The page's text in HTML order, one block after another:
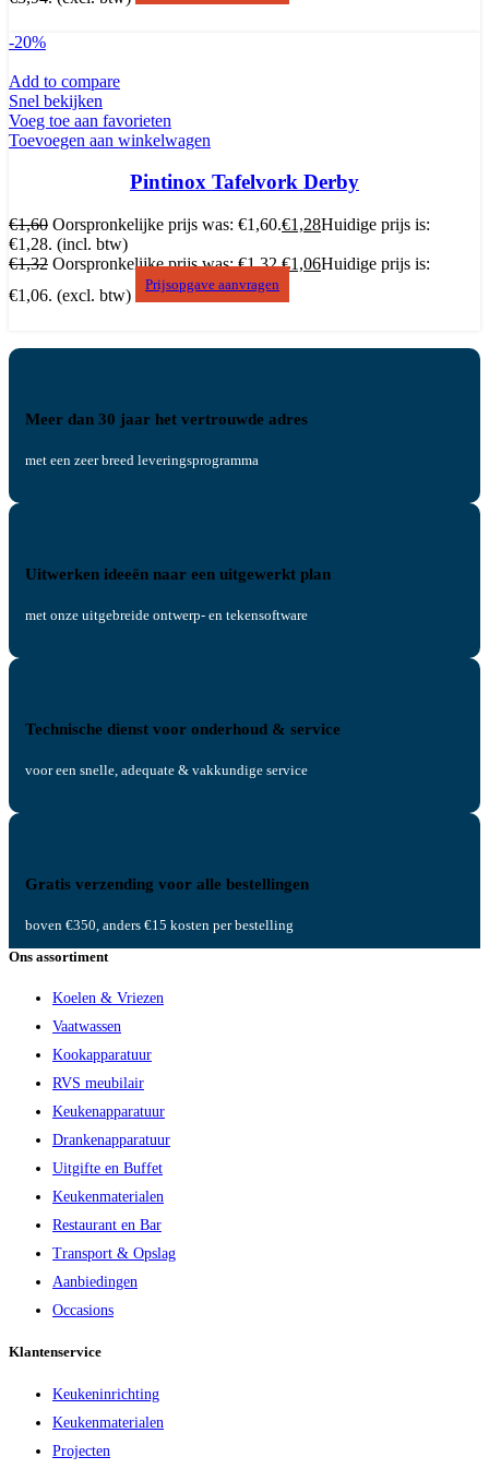
-20%
Add to compare
Snel bekijken
Voeg toe aan favorieten
Toevoegen aan winkelwagen
Pintinox Tafelvork Derby
€1,60 Oorspronkelijke prijs was: €1,60.€1,28Huidige prijs is:
€1,28. (incl. btw)
€1,32 Oorspronkelijke prijs was: €1,32.€1,06Huidige prijs is:
€1,06. (excl. btw)
Prijsopgave aanvragen
Meer dan 30 jaar het vertrouwde adres
met een zeer breed leveringsprogramma
Uitwerken ideeën naar een uitgewerkt plan
met onze uitgebreide ontwerp- en tekensoftware
Technische dienst voor onderhoud & service
voor een snelle, adequate & vakkundige service
Gratis verzending voor alle bestellingen
boven €350, anders €15 kosten per bestelling
Ons assortiment
Koelen & Vriezen
Vaatwassen
Kookapparatuur
RVS meubilair
Keukenapparatuur
Drankenapparatuur
Uitgifte en Buffet
Keukenmaterialen
Restaurant en Bar
Transport & Opslag
Aanbiedingen
Occasions
Klantenservice
Keukeninrichting
Keukenmaterialen
Projecten